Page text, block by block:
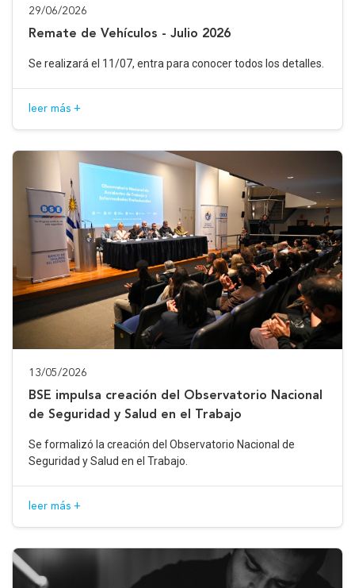
29/06/2026
Remate de Vehículos - Julio 2026
Se realizará el 11/07, entra para conocer todos los detalles.
leer más +
13/05/2026
BSE impulsa creación del Observatorio Nacional
de Seguridad y Salud en el Trabajo
Se formalizó la creación del Observatorio Nacional de
Seguridad y Salud en el Trabajo.
leer más +